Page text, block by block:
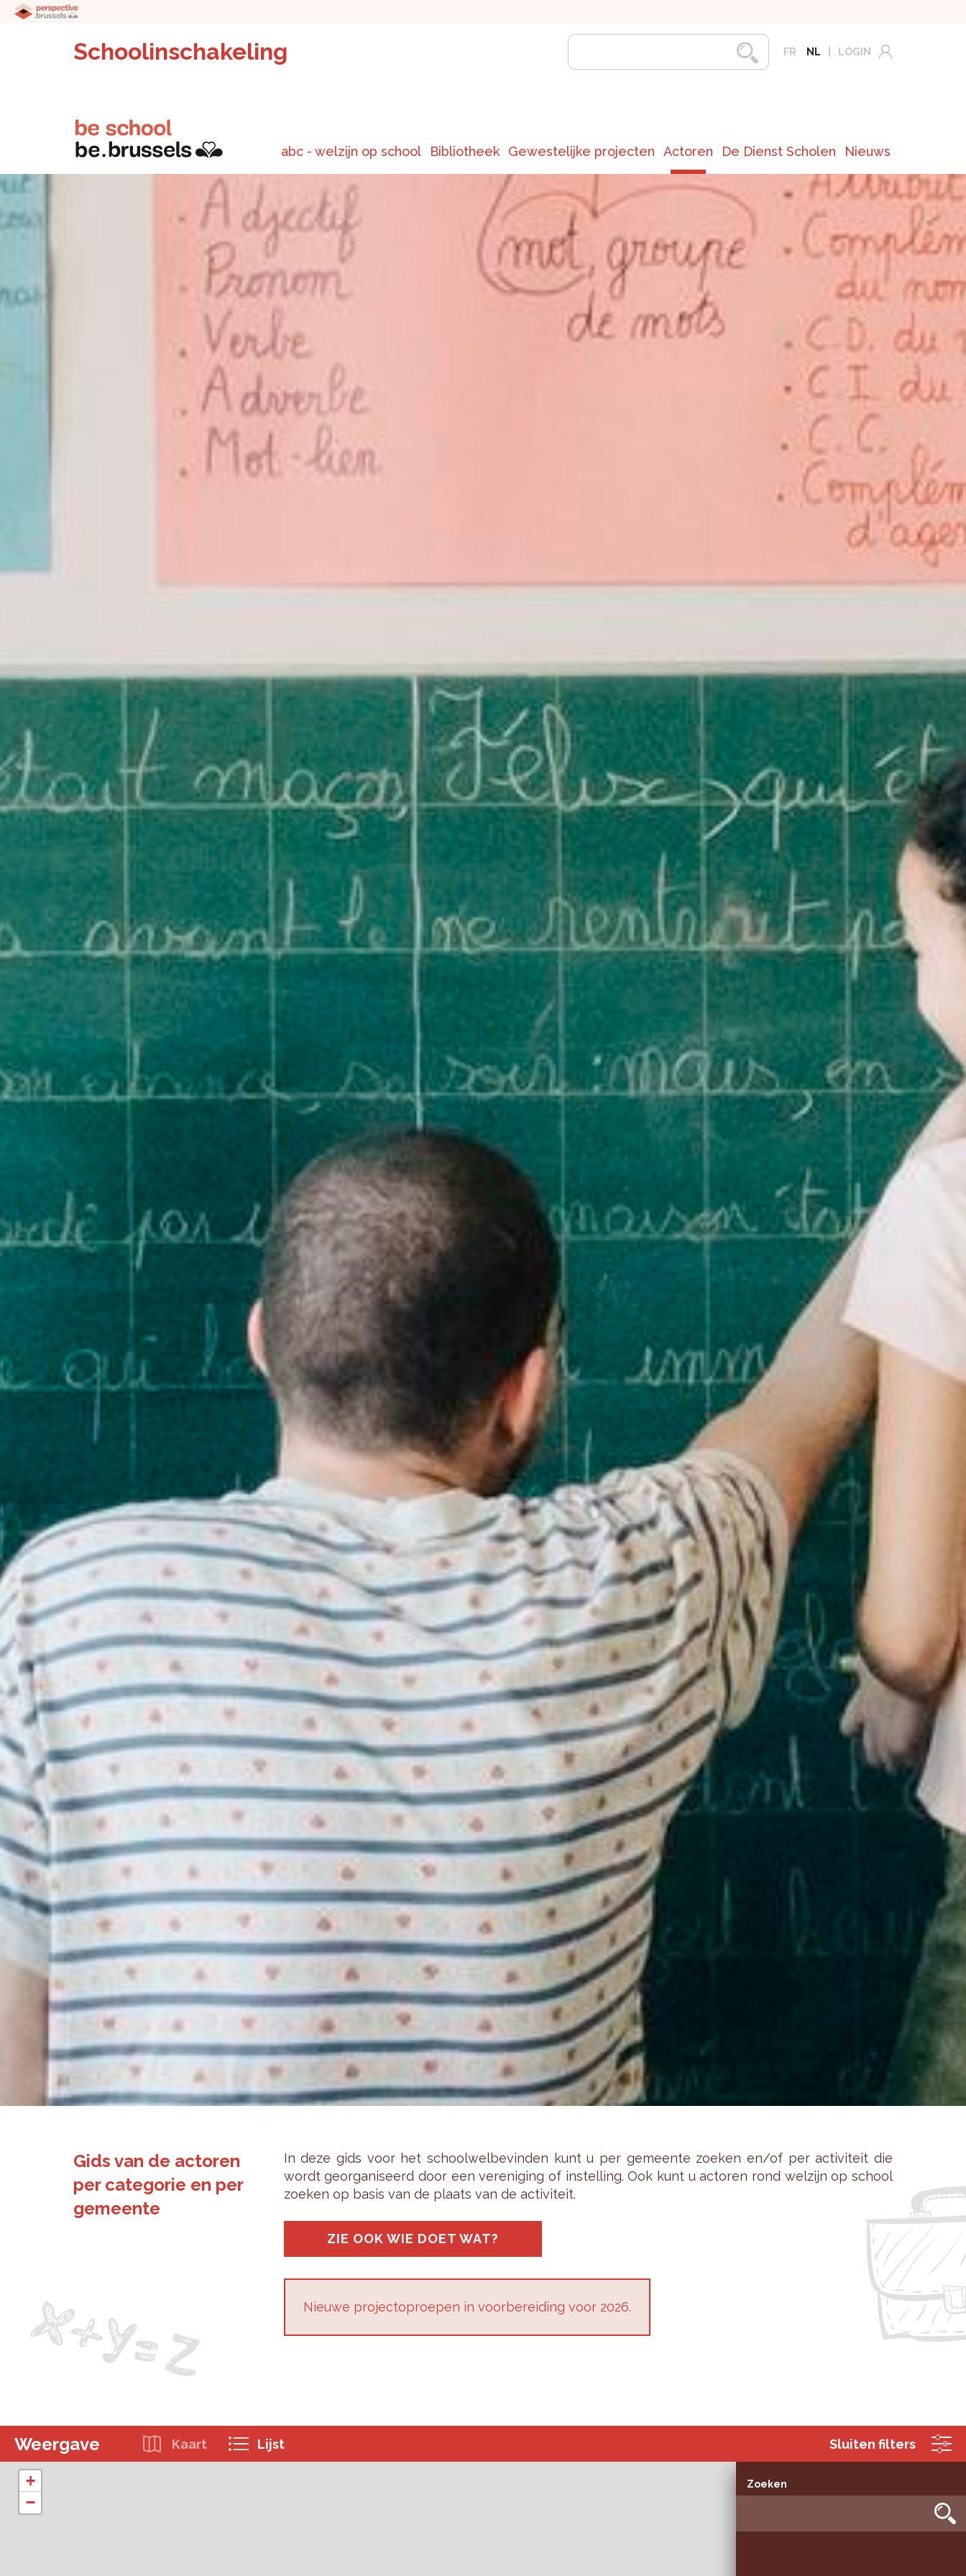
Schoolinschakeling FR NL LOGIN
abc - welzijn op school Bibliotheek Gewestelijke projecten Actoren De Dienst Scholen Nieuws
Gids van de actoren
per categorie en per
gemeente
In deze gids voor het school­wel­be­vin­den kunt u per ge­meen­te zoe­ken en/of per ac­ti­vi­teit die
wordt ge­or­ga­ni­seerd door een ver­e­ni­ging of in­stel­ling. Ook kunt u ac­to­ren rond wel­zijn op school
zoe­ken op basis van de plaats van de ac­ti­vi­teit.
ZIE OOK WIE DOET WAT?
Nieu­we pro­jec­top­roe­pen in voor­be­rei­ding voor 2026.
Weergave Kaart Lijst Sluiten filters
+
−
Zoeken